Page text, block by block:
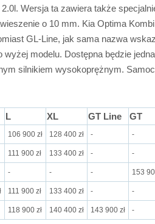
Wersja ta zawiera także
o 10 mm. Kia Optima
GL-Line, jak sama nazwa
wyżej modelu. Dostępna będzie
silnikiem wysokoprężnym.
L XL GT Line GT
106 900 zł 128 400 zł - -
111 900 zł 133 400 zł - -
- - - 153
111 900 zł 133 400 zł - -
118 900 zł 140 400 zł 143 900 zł -